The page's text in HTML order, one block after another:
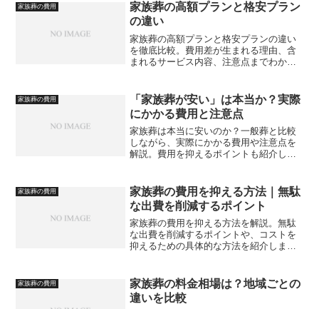
家族葬の費用
家族葬の高額プランと格安プラン
の違い
家族葬の高額プランと格安プランの違い
を徹底比較。費用差が生まれる理由、含
まれるサービス内容、注意点までわかり
家族葬の費用
「家族葬が安い」は本当か？実際
にかかる費用と注意点
家族葬は本当に安いのか？一般葬と比較
しながら、実際にかかる費用や注意点を
解説。費用を抑えるポイントも紹介しま
家族葬の費用
家族葬の費用を抑える方法｜無駄
な出費を削減するポイント
家族葬の費用を抑える方法を解説。無駄
な出費を削減するポイントや、コストを
抑えるための具体的な方法を紹介しま
家族葬の費用
家族葬の料金相場は？地域ごとの
違いを比較